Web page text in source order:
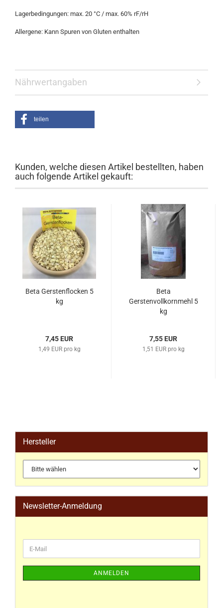
Lagerbedingungen: max. 20 °C / max. 60% rF/rH
Allergene: Kann Spuren von Gluten enthalten
Nährwertangaben
teilen
Kunden, welche diesen Artikel bestellten, haben
auch folgende Artikel gekauft:
Beta Gerstenflocken 5
kg
7,45 EUR
1,49 EUR pro kg
Beta
Gerstenvollkornmehl 5
kg
7,55 EUR
1,51 EUR pro kg
Hersteller
Newsletter-Anmeldung
ANMELDEN